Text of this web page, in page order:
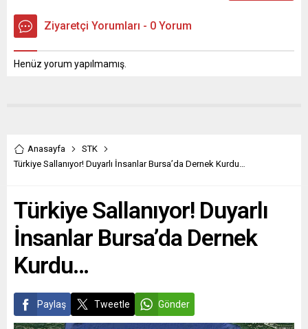
Ziyaretçi Yorumları - 0 Yorum
Henüz yorum yapılmamış.
Anasayfa
STK
Türkiye Sallanıyor! Duyarlı İnsanlar Bursa’da Dernek Kurdu…
Türkiye Sallanıyor! Duyarlı
İnsanlar Bursa’da Dernek
Kurdu…
Paylaş Tweetle Gönder